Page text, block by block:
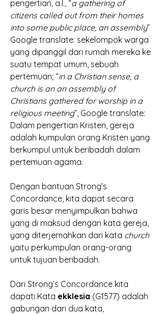
pengertian, a.l., “a gathering of
citizens called out from their homes
into some public place, an assembly”
Google translate: sekelompok warga
yang dipanggil dari rumah mereka ke
suatu tempat umum, sebuah
pertemuan; “in a Christian sense, a
church is an an assembly of
Christians gathered for worship in a
religious meeting”, Google translate:
Dalam pengertian Kristen, gereja
adalah kumpulan orang Kristen yang
berkumpul untuk beribadah dalam
pertemuan agama.
Dengan bantuan Strong’s
Concordance, kita dapat secara
garis besar menyimpulkan bahwa
yang di maksud dengan kata gereja,
yang diterjemahkan dari kata
church
yaitu perkumpulan orang-orang
untuk tujuan beribadah.
Dari Strong’s Concordance kita
dapati Kata ekklesia (G1577) adalah
gabungan dari dua kata,